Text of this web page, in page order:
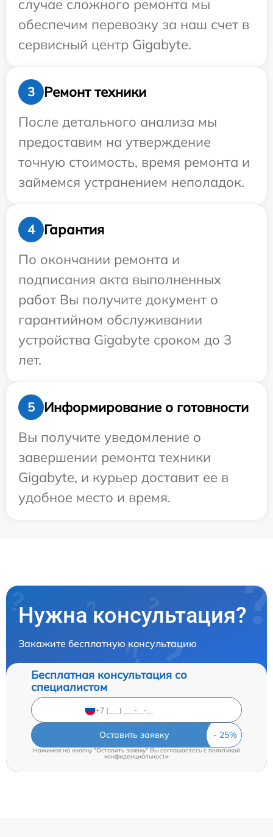
случае сложного ремонта мы
обеспечим перевозку за наш счет в
сервисный центр Gigabyte.
3
Ремонт техники
После детального анализа мы
предоставим на утверждение
точную стоимость, время ремонта и
займемся устранением неполадок.
4
Гарантия
По окончании ремонта и
подписания акта выполненных
работ Вы получите документ о
гарантийном обслуживании
устройства Gigabyte сроком до 3
лет.
5
Информирование о готовности
Вы получите уведомление о
завершении ремонта техники
Gigabyte, и курьер доставит ее в
удобное место и время.
Нужна консультация?
Закажите бесплатную консультацию
Бесплатная консультация со
специалистом
Оставить заявку
Нажимая на кнопку "Оставить заявку" Вы соглашаетесь c политикой
конфиденциальности